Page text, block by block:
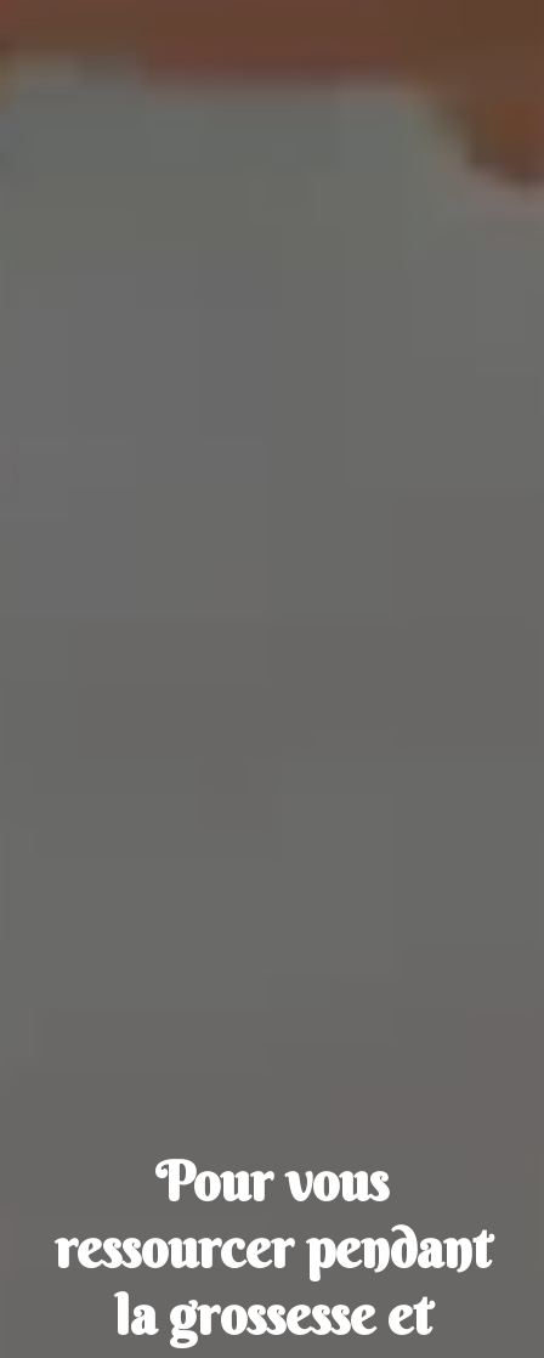
Pour vous
ressourcer pendant
la grossesse et